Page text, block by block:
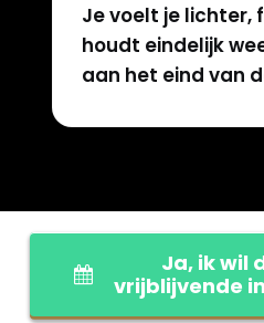
Je voelt je lichter,
houdt eindelijk
aan het eind van
Ja, ik wil
vrijblijvende